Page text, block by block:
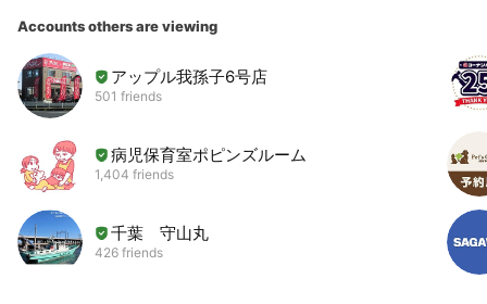
Accounts others are viewing
アップル我孫子6号店
501 friends
病児保育室ポピンズルーム
1,404 friends
千葉 守山丸
426 friends